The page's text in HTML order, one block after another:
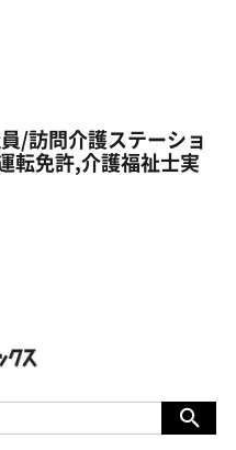
/訪問介護ステーショ
転免許,介護福祉士実